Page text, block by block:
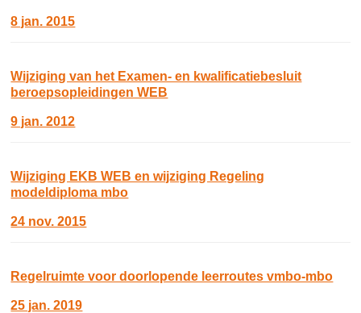
8 jan. 2015
Wijziging van het Examen- en kwalificatiebesluit
beroepsopleidingen WEB
9 jan. 2012
Wijziging EKB WEB en wijziging Regeling
modeldiploma mbo
24 nov. 2015
Regelruimte voor doorlopende leerroutes vmbo-mbo
25 jan. 2019